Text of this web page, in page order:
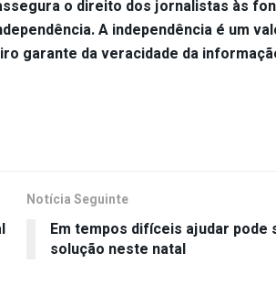
o direito dos jornalistas às
A independência é um
garante da veracidade da
Notícia Seguinte
Em tempos difíceis ajudar pode
solução neste natal